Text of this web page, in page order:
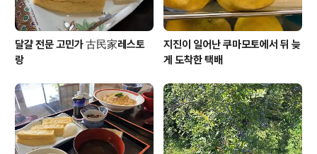
달걀 전문 고민가 古民家레스토
랑
지진이 일어난 쿠마모토에서 뒤 늦
게 도착한 택배